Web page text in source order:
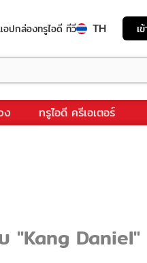
อปกล่องทรูไอดี ทีวี TH เ
ง ทรูไอดี ครีเอเตอร์
"Kang Daniel"